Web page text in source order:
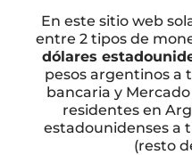
En este sitio web
entre 2 tipos de
dólares
pesos argentinos a
bancaria y
residentes en
estadounidenses a
(resto